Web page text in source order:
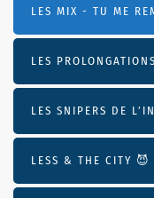
LES MIX - TU ME
LES PROLONGATIONS
LES SNIPERS DE
LESS & THE CITY 😈